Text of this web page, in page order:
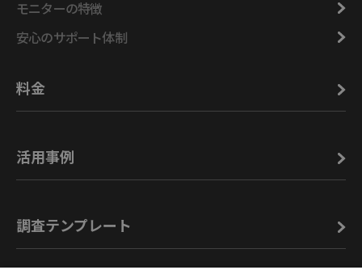
モニターの特徴
安心のサポート体制
料金
活用事例
調査テンプレート